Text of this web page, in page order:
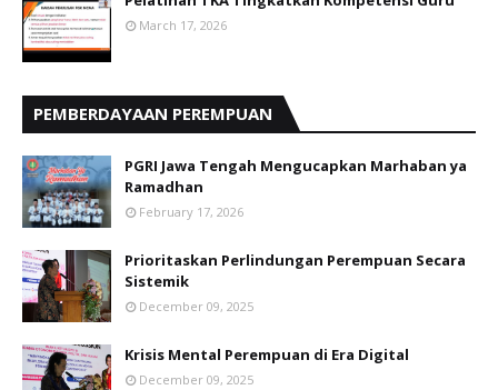
March 17, 2026
PEMBERDAYAAN PEREMPUAN
PGRI Jawa Tengah Mengucapkan Marhaban ya
Ramadhan
February 17, 2026
Prioritaskan Perlindungan Perempuan Secara
Sistemik
December 09, 2025
Krisis Mental Perempuan di Era Digital
December 09, 2025